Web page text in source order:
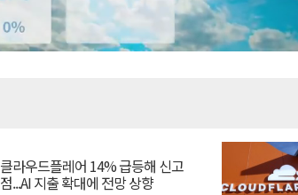
클라우드플레어 14% 급등해 신고
점...AI 지출 확대에 전망 상향